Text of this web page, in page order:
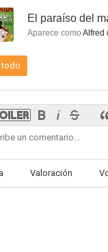
El paraíso del
Aparece como Alfred
todo
Valoración